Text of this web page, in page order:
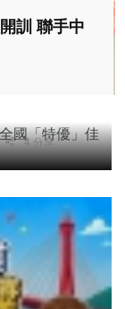
訓 聯手中
4 分享